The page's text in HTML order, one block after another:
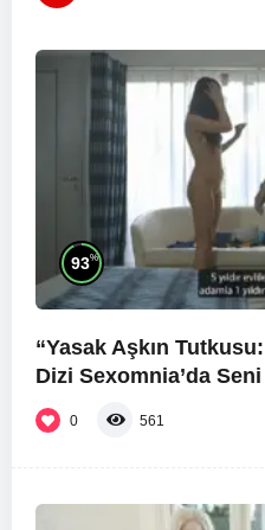
93%
“Yasak Aşkın
Dizi Sexomnia’da
0 561